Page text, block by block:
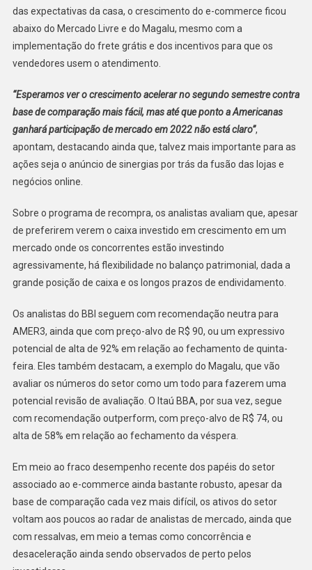
das expectativas da casa, o crescimento do e-commerce ficou
abaixo do Mercado Livre e do Magalu, mesmo com a
implementação do frete grátis e dos incentivos para que os
vendedores usem o atendimento.
“Esperamos ver o crescimento acelerar no segundo semestre contra
base de comparação mais fácil, mas até que ponto a Americanas
ganhará participação de mercado em 2022 não está claro”,
apontam, destacando ainda que, talvez mais importante para as
ações seja o anúncio de sinergias por trás da fusão das lojas e
negócios online.
Sobre o programa de recompra, os analistas avaliam que, apesar
de preferirem verem o caixa investido em crescimento em um
mercado onde os concorrentes estão investindo
agressivamente, há flexibilidade no balanço patrimonial, dada a
grande posição de caixa e os longos prazos de endividamento.
Os analistas do BBI seguem com recomendação neutra para
AMER3, ainda que com preço-alvo de R$ 90, ou um expressivo
potencial de alta de 92% em relação ao fechamento de quinta-
feira. Eles também destacam, a exemplo do Magalu, que vão
avaliar os números do setor como um todo para fazerem uma
potencial revisão de avaliação. O Itaú BBA, por sua vez, segue
com recomendação outperform, com preço-alvo de R$ 74, ou
alta de 58% em relação ao fechamento da véspera.
Em meio ao fraco desempenho recente dos papéis do setor
associado ao e-commerce ainda bastante robusto, apesar da
base de comparação cada vez mais difícil, os ativos do setor
voltam aos poucos ao radar de analistas de mercado, ainda que
com ressalvas, em meio a temas como concorrência e
desaceleração ainda sendo observados de perto pelos